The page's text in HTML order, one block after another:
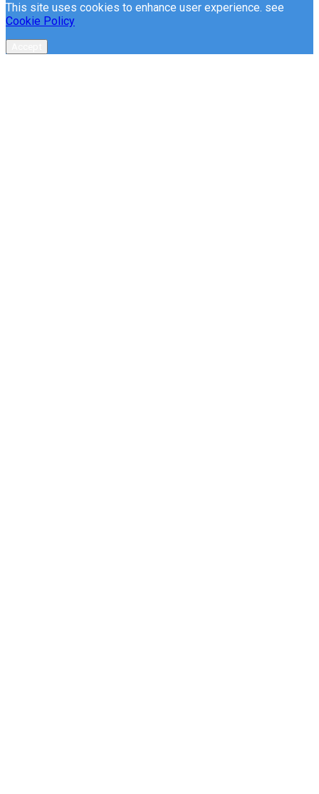
This site uses cookies to enhance user experience. see
Cookie Policy